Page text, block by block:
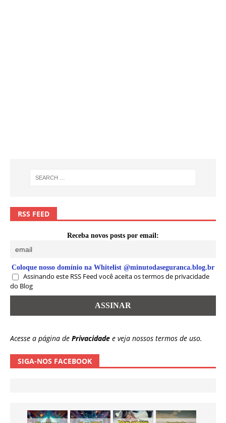
RSS FEED
Receba novos posts por email:
Coloque nosso domínio na Whitelist @minutodaseguranca.blog.br
Assinando este RSS Feed você aceita os termos de privacidade
do Blog
Acesse a página de Privacidade e veja nossos termos de uso.
SIGA-NOS FACEBOOK